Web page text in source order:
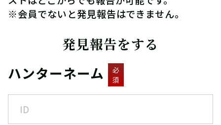
※会員でないと発見報告はできません。
発見報告をする
ハンターネーム
必
須